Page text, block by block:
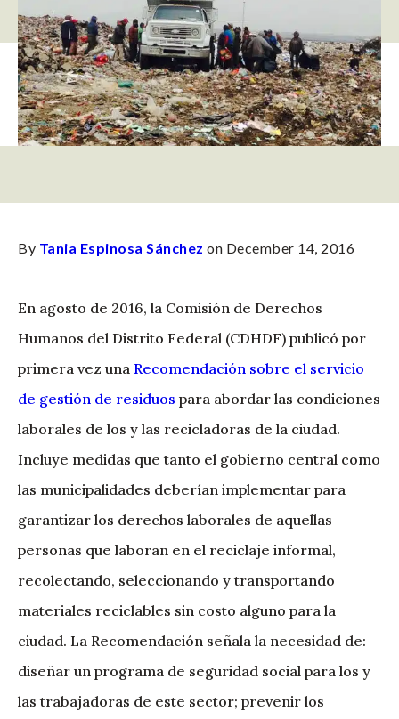
By Tania Espinosa Sánchez on December 14, 2016
En agosto de 2016, la Comisión de Derechos
Humanos del Distrito Federal (CDHDF) publicó por
primera vez una Recomendación sobre el servicio
de gestión de residuos para abordar las condiciones
laborales de los y las recicladoras de la ciudad.
Incluye medidas que tanto el gobierno central como
las municipalidades deberían implementar para
garantizar los derechos laborales de aquellas
personas que laboran en el reciclaje informal,
recolectando, seleccionando y transportando
materiales reciclables sin costo alguno para la
ciudad. La Recomendación señala la necesidad de:
diseñar un programa de seguridad social para los y
las trabajadoras de este sector; prevenir los